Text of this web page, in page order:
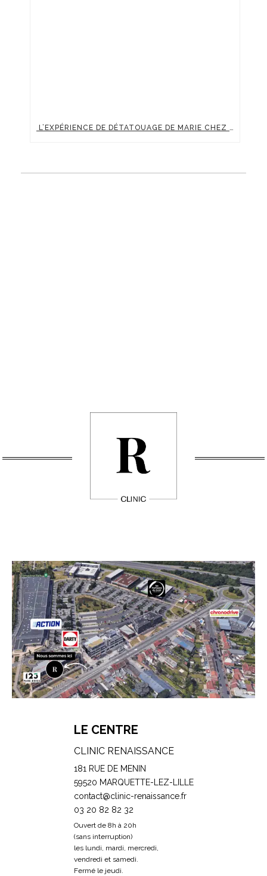
LE CENTRE
CLINIC RENAISSANCE
181 RUE DE MENIN
59520 MARQUETTE-LEZ-LILLE
contact@clinic-renaissance.fr
03 20 82 82 32
Ouvert de 8h à 20h
(sans interruption)
les lundi, mardi, mercredi,
vendredi et samedi.
Fermé le jeudi.